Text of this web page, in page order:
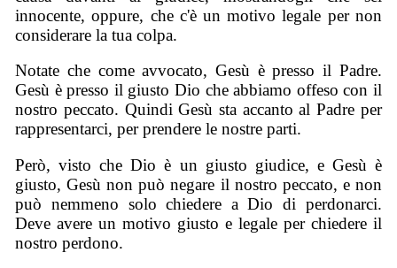
innocente, oppure, che c'è un motivo legale per non
considerare la tua colpa.
Notate che come avvocato, Gesù è presso il Padre.
Gesù è presso il giusto Dio che abbiamo offeso con il
nostro peccato. Quindi Gesù sta accanto al Padre per
rappresentarci, per prendere le nostre parti.
Però, visto che Dio è un giusto giudice, e Gesù è
giusto, Gesù non può negare il nostro peccato, e non
può nemmeno solo chiedere a Dio di perdonarci.
Deve avere un motivo giusto e legale per chiedere il
nostro perdono.